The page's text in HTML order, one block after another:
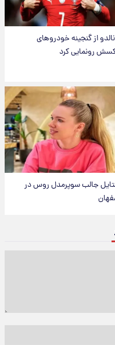
از گنجینه خودروهای
رونمایی کرد
جالب سوپرمدل روس در